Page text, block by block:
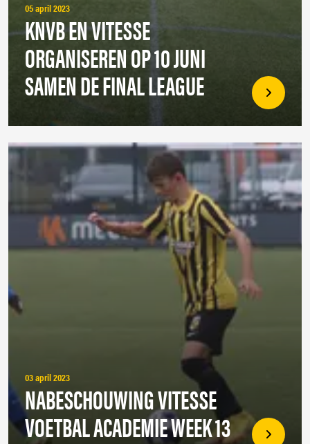
05 april 2023
KNVB EN VITESSE
ORGANISEREN OP 10 JUNI
SAMEN DE FINAL LEAGUE
03 april 2023
NABESCHOUWING VITESSE
VOETBAL ACADEMIE WEEK 13